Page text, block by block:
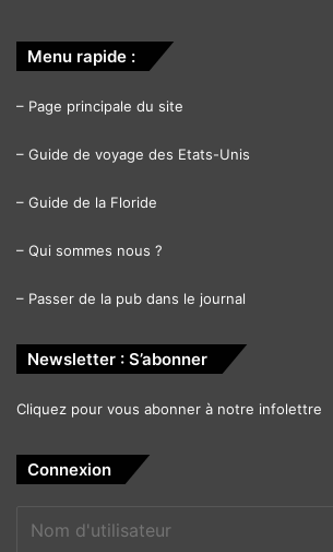
Menu rapide :
– Page principale du site
– Guide de voyage des Etats-Unis
– Guide de la Floride
– Qui sommes nous ?
– Passer de la pub dans le journal
Newsletter : S’abonner
Cliquez pour vous abonner à notre infolettre
Connexion